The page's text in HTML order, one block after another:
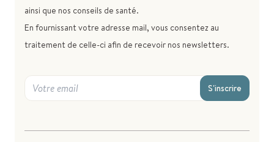
ainsi que nos conseils de santé.
En fournissant votre adresse mail, vous consentez au
traitement de celle-ci afin de recevoir nos newsletters.
S'inscrire